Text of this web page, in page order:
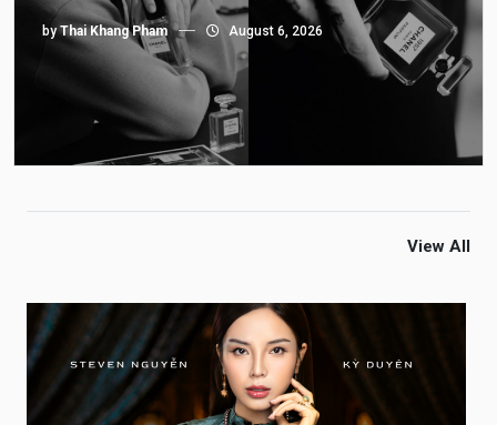
byThai Khang Pham August 6, 2026
View All